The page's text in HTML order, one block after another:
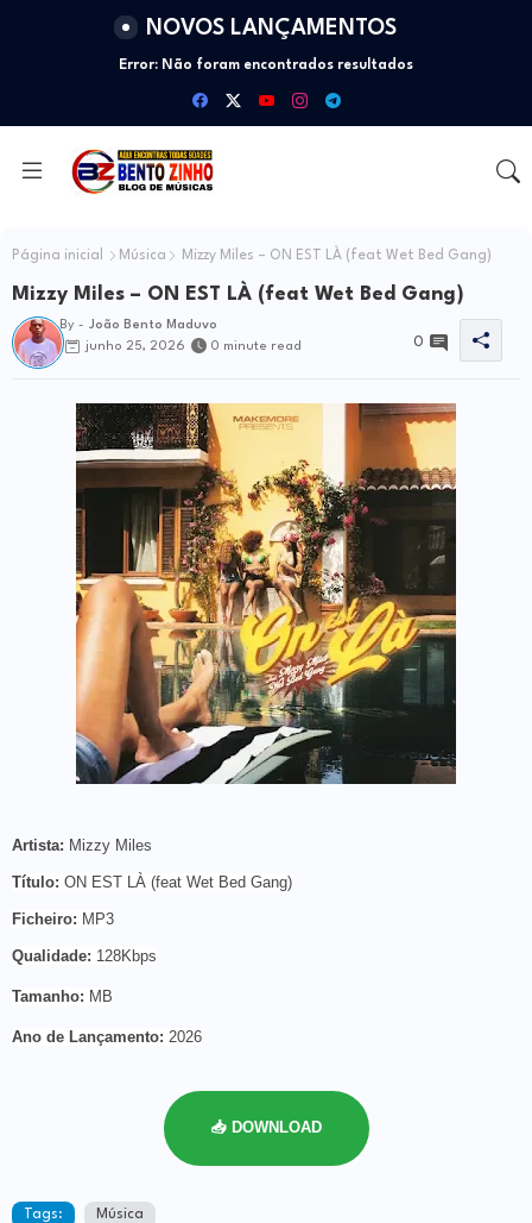
NOVOS LANÇAMENTOS
Error: Não foram encontrados resultados
Página inicial Música Mizzy Miles – ON EST LÀ (feat Wet Bed Gang)
Mizzy Miles – ON EST LÀ (feat Wet Bed Gang)
By - João Bento Maduvo
junho 25, 2026
0 minute read 0
Artista: Mizzy Miles
Título: ON EST LÀ (feat Wet Bed Gang)
Ficheiro: MP3
Qualidade: 128Kbps
Tamanho: MB
Ano de Lançamento: 2026
📥 DOWNLOAD
Tags: Música